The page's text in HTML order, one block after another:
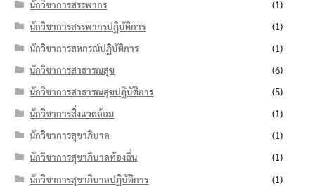
นักวิชาการสรรพากร
(1)
นักวิชาการสรรพากรปฏิบัติการ
(1)
นักวิชาการสหกรณ์ปฏิบัติการ
(1)
นักวิชาการสาธารณสุข
(6)
นักวิชาการสาธารณสุขปฏิบัติการ
(5)
นักวิชาการสิ่งแวดล้อม
(1)
นักวิชาการสุขาภิบาล
(1)
นักวิชาการสุขาภิบาลท้องถิ่น
(1)
นักวิชาการสุขาภิบาลปฏิบัติการ
(1)